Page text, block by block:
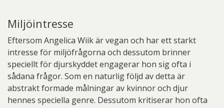
Miljöintresse
Eftersom Angelica Wiik är vegan och har ett starkt
intresse för miljöfrågorna och dessutom brinner
speciellt för djurskyddet engagerar hon sig ofta i
sådana frågor. Som en naturlig följd av detta är
abstrakt formade målningar av kvinnor och djur
hennes speciella genre. Dessutom kritiserar hon ofta